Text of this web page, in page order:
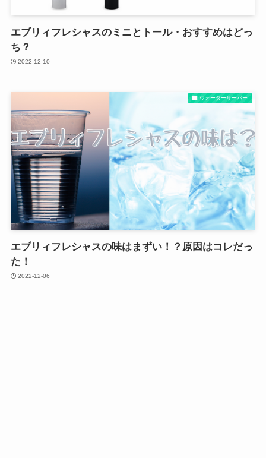
エブリィフレシャスのミニとトール・おすすめはどっ
ち？
2022-12-10
ウォーターサーバー
エブリィフレシャスの味はまずい！？原因はコレだっ
た！
2022-12-06